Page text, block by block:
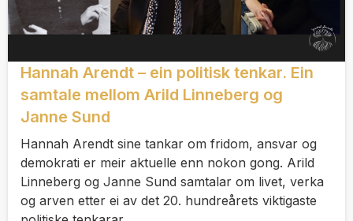
Hannah Arendt – ein politisk tenkar. Ein
samtale mellom Arild Linneberg og
Janne Sund
Hannah Arendt sine tankar om fridom, ansvar og
demokrati er meir aktuelle enn nokon gong. Arild
Linneberg og Janne Sund samtalar om livet, verka
og arven etter ei av det 20. hundreårets viktigaste